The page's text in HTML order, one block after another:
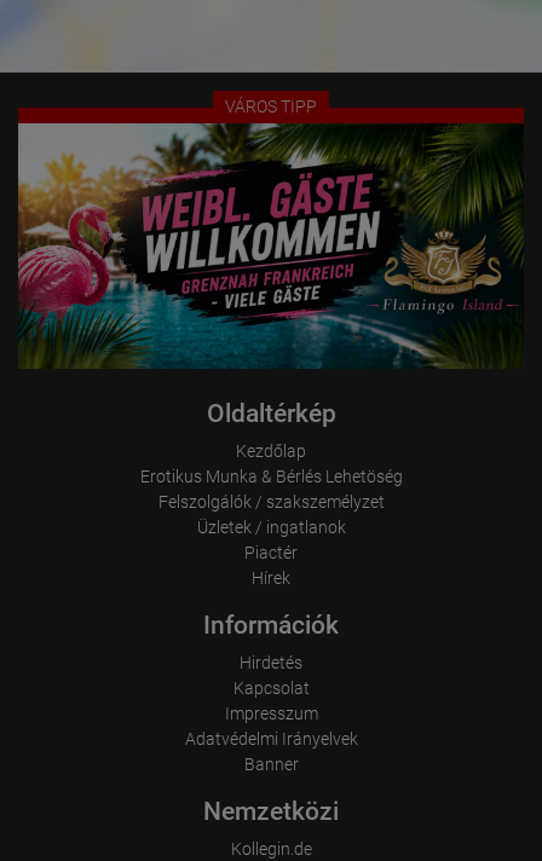
Minden bevásárlóközpont, mint például a Marktkauf,
szépségszalon, Aldi, Lidl, Netto, szolárium, fitneszközpont,
Rossmann, DM, gyógyszertár és éttermek 2 perces sétára
találhatók.
Vegye fel velünk a kapcsolatot telefonon, WhatsApp-on, Viberen,
SMS-ben vagy e-mailben, hogy időpontot egyeztethessünk vagy
megválaszolhassuk kérdéseit.
Felhívjuk figyelmét: Férfiak kíséretében hölgyek nem
tartózkodhatnak itt!
A Haus Freya & Afrodita csapata szeretettel várja Önt!
+49-155-10029280 (szintén WhatsApp, Viber, SMS)
freya-afrodita-house@gmx.de
VÁROS TIPP
Oldaltérkép
Kezdőlap
Erotikus Munka & Bérlés Lehetöség
Felszolgálók / szakszemélyzet
Üzletek / ingatlanok
Piactér
Hírek
Információk
Hirdetés
Kapcsolat
Impresszum
Adatvédelmi Irányelvek
Banner
Nemzetközi
Kollegin.de